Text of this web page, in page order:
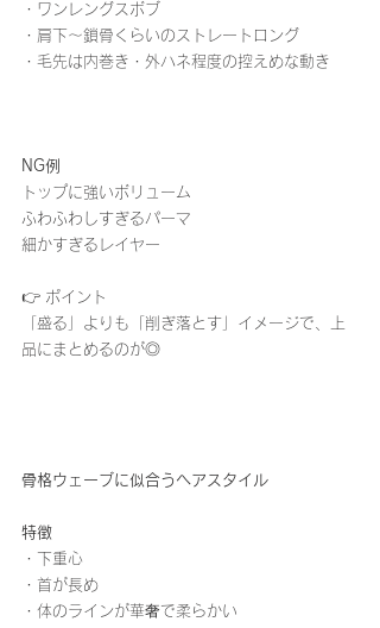
・ワンレングスボブ
・肩下〜鎖骨くらいのストレートロング
・毛先は内巻き・外ハネ程度の控えめな動き
NG例
トップに強いボリューム
ふわふわしすぎるパーマ
細かすぎるレイヤー
👉 ポイント
「盛る」よりも「削ぎ落とす」イメージで、上
品にまとめるのが◎
骨格ウェーブに似合うヘアスタイル
特徴
・下重心
・首が長め
・体のラインが華奢で柔らかい